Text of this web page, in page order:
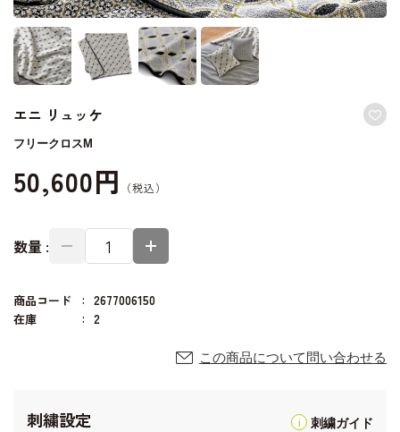
エニ リュッケ
フリークロスM
50,600円
数量 :
商品コード
2677006150
在庫
2
この商品について問い合わせる
刺繍設定 刺繍ガイド